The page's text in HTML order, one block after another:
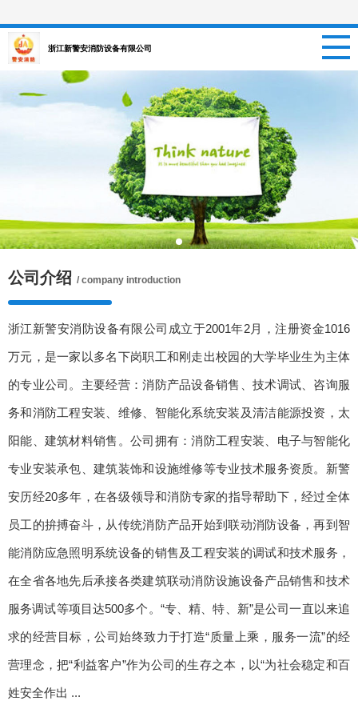
浙江新警安消防设备有限公司
网站首页
新闻资讯
项目信息
招聘信息
案例中心
公司介绍 / company introduction
浙江新警安消防设备有限公司成立于2001年2月，注册资金1016
万元，是一家以多名下岗职工和刚走出校园的大学毕业生为主体
的专业公司。主要经营：消防产品设备销售、技术调试、咨询服
务和消防工程安装、维修、智能化系统安装及清洁能源投资，太
阳能、建筑材料销售。公司拥有：消防工程安装、电子与智能化
专业安装承包、建筑装饰和设施维修等专业技术服务资质。新警
安历经20多年，在各级领导和消防专家的指导帮助下，经过全体
员工的拚搏奋斗，从传统消防产品开始到联动消防设备，再到智
能消防应急照明系统设备的销售及工程安装的调试和技术服务，
在全省各地先后承接各类建筑联动消防设施设备产品销售和技术
服务调试等项目达500多个。“专、精、特、新”是公司一直以来追
求的经营目标，公司始终致力于打造“质量上乘，服务一流”的经
营理念，把“利益客户”作为公司的生存之本，以“为社会稳定和百
姓安全作出 ...